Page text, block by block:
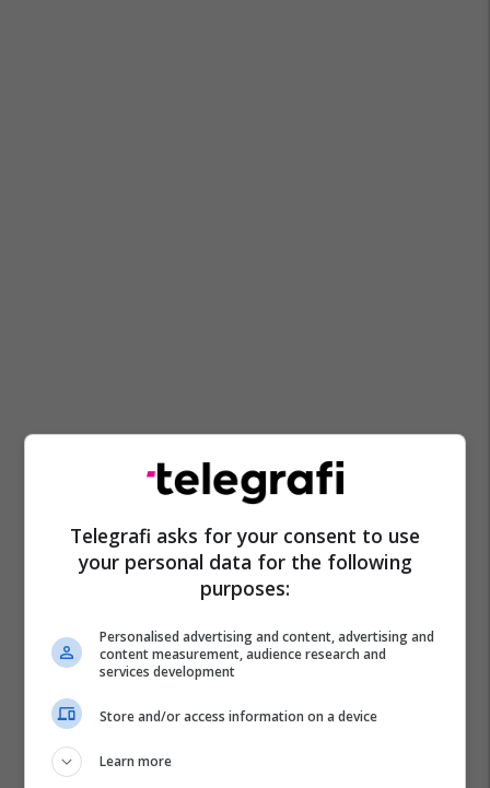
Zgjedhjet Lokale Në Shqipëri
Telegrafi asks for your consent to use
your personal data for the following
purposes:
Personalised advertising and content, advertising and
content measurement, audience research and
services development
Store and/or access information on a device
Learn more